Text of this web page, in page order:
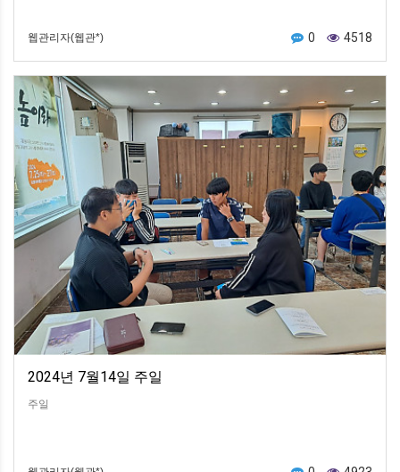
웹관리자(웹관*) 0 4518
2024년 7월14일 주일
주일